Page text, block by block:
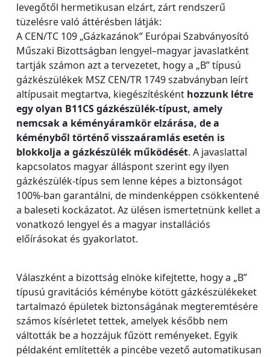
levegőtől hermetikusan elzárt, zárt rendszerű
tüzelésre való áttérésben látják:
A CEN/TC 109 „Gázkazánok” Európai Szabványosító
Műszaki Bizottságban lengyel–magyar javaslatként
tartják számon azt a tervezetet, hogy a „B” típusú
gázkészülékek MSZ CEN/TR 1749 szabványban leírt
altípusait megtartva, kiegészítésként hozzunk létre
egy olyan B11CS gázkészülék-típust, amely
nemcsak a kéményáramkör elzárása, de a
kéményből történő visszaáramlás esetén is
blokkolja a gázkészülék működését. A javaslattal
kapcsolatos magyar álláspont szerint egy ilyen
gázkészülék-típus sem lenne képes a biztonságot
100%-ban garantálni, de mindenképpen csökkentené
a baleseti kockázatot. Az ülésen ismertetnünk kellet a
vonatkozó lengyel és a magyar installációs
előírásokat és gyakorlatot.
Válaszként a bizottság elnöke kifejtette, hogy a „B”
típusú gravitációs kéménybe kötött gázkészülékeket
tartalmazó épületek biztonságának megteremtésére
számos kísérletet tettek, amelyek később nem
váltották be a hozzájuk fűzött reményeket. Egyik
példaként említették a pincébe vezető automatikusan